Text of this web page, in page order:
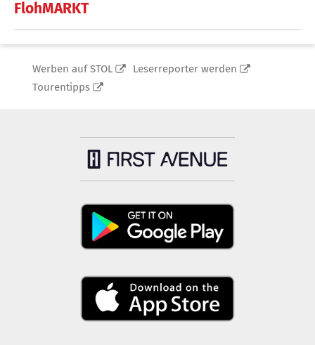
FlohMARKT
Werben auf STOL
Leserreporter werden
Tourentipps